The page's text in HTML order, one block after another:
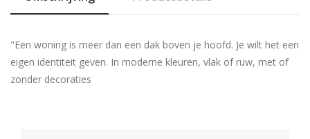
"Een woning is meer dan een dak boven je hoofd. Je wilt het een
eigen identiteit geven. In moderne kleuren, vlak of ruw, met of
zonder decoraties